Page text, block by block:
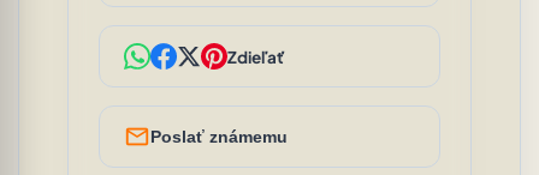
Zdieľať
mail_outlinePoslať známemu